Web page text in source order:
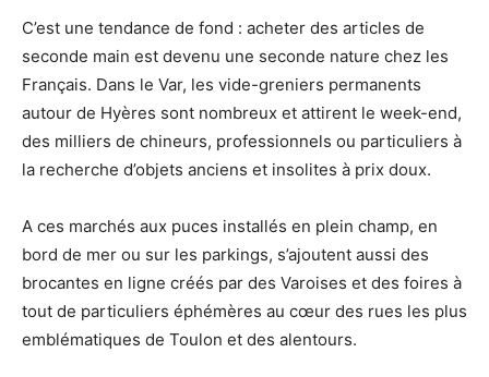
C’est une tendance de fond : acheter des articles de
seconde main est devenu une seconde nature chez les
Français. Dans le Var, les vide-greniers permanents
autour de Hyères sont nombreux et attirent le week-end,
des milliers de chineurs, professionnels ou particuliers à
la recherche d’objets anciens et insolites à prix doux.
A ces marchés aux puces installés en plein champ, en
bord de mer ou sur les parkings, s’ajoutent aussi des
brocantes en ligne créés par des Varoises et des foires à
tout de particuliers éphémères au cœur des rues les plus
emblématiques de Toulon et des alentours.